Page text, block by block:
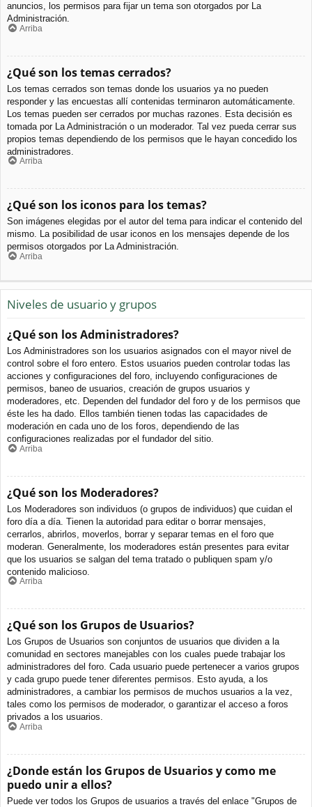
anuncios, los permisos para fijar un tema son otorgados por La
Administración.
Arriba
¿Qué son los temas cerrados?
Los temas cerrados son temas donde los usuarios ya no pueden
responder y las encuestas allí contenidas terminaron automáticamente.
Los temas pueden ser cerrados por muchas razones. Esta decisión es
tomada por La Administración o un moderador. Tal vez pueda cerrar sus
propios temas dependiendo de los permisos que le hayan concedido los
administradores.
Arriba
¿Qué son los iconos para los temas?
Son imágenes elegidas por el autor del tema para indicar el contenido del
mismo. La posibilidad de usar iconos en los mensajes depende de los
permisos otorgados por La Administración.
Arriba
Niveles de usuario y grupos
¿Qué son los Administradores?
Los Administradores son los usuarios asignados con el mayor nivel de
control sobre el foro entero. Estos usuarios pueden controlar todas las
acciones y configuraciones del foro, incluyendo configuraciones de
permisos, baneo de usuarios, creación de grupos usuarios y
moderadores, etc. Dependen del fundador del foro y de los permisos que
éste les ha dado. Ellos también tienen todas las capacidades de
moderación en cada uno de los foros, dependiendo de las
configuraciones realizadas por el fundador del sitio.
Arriba
¿Qué son los Moderadores?
Los Moderadores son individuos (o grupos de individuos) que cuidan el
foro día a día. Tienen la autoridad para editar o borrar mensajes,
cerrarlos, abrirlos, moverlos, borrar y separar temas en el foro que
moderan. Generalmente, los moderadores están presentes para evitar
que los usuarios se salgan del tema tratado o publiquen spam y/o
contenido malicioso.
Arriba
¿Qué son los Grupos de Usuarios?
Los Grupos de Usuarios son conjuntos de usuarios que dividen a la
comunidad en sectores manejables con los cuales puede trabajar los
administradores del foro. Cada usuario puede pertenecer a varios grupos
y cada grupo puede tener diferentes permisos. Esto ayuda, a los
administradores, a cambiar los permisos de muchos usuarios a la vez,
tales como los permisos de moderador, o garantizar el acceso a foros
privados a los usuarios.
Arriba
¿Donde están los Grupos de Usuarios y como me
puedo unir a ellos?
Puede ver todos los Grupos de usuarios a través del enlace "Grupos de